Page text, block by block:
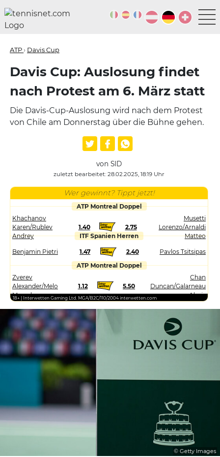
ATP› Davis Cup
Davis Cup: Auslosung findet
nach Protest am 6. März statt
Die Davis-Cup-Auslosung wird nach dem Protest
von Chile am Donnerstag über die Bühne gehen.
von SID
zuletzt bearbeitet: 28.02.2025, 18:19 Uhr
Wer gewinnt? Tippt jetzt!
ATP Montreal Doppel
Khachanov
Karen/Rublev
Andrey
1.40 2.75
Musetti
Lorenzo/Arnaldi
Matteo
ITF Spanien Herren
Benjamin Pietri 1.47 2.40
Pavlos Tsitsipas
ATP Montreal Doppel
Zverev
Alexander/Melo
Marcelo
1.12 5.50
Chan
Duncan/Galarneau
Alexis
18+ | Interwetten Gaming Ltd. MGA/B2C/110/2004 interwetten.com
© Getty Images